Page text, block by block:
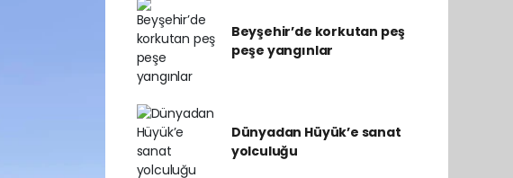
Beyşehir’de korkutan peş
peşe yangınlar
Dünyadan Hüyük’e sanat
yolculuğu